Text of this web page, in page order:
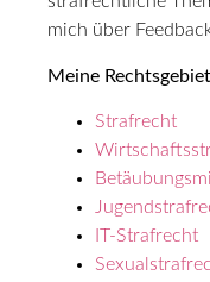
mich über
Meine
Strafrecht
IT-Strafrecht